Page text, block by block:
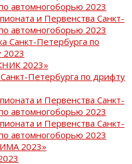
автомногоборью 2023
и Первенства Санкт-
автомногоборью 2023
Санкт-Петербурга по
2023
2023»
Санкт-Петербурга по дрифту
и Первенства Санкт-
автомногоборью 2023
и Первенства Санкт-
автомногоборью 2023
2023»